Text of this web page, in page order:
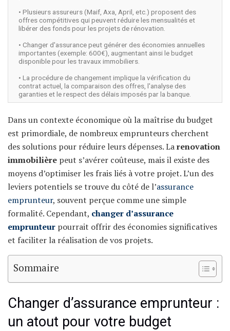
• Plusieurs assureurs (Maif, Axa, April, etc.) proposent des
offres compétitives qui peuvent réduire les mensualités et
libérer des fonds pour les projets de rénovation.
• Changer d'assurance peut générer des économies annuelles
importantes (exemple: 600€), augmentant ainsi le budget
disponible pour les travaux immobiliers.
• La procédure de changement implique la vérification du
contrat actuel, la comparaison des offres, l'analyse des
garanties et le respect des délais imposés par la banque.
Dans un contexte économique où la maîtrise du budget
est primordiale, de nombreux emprunteurs cherchent
des solutions pour réduire leurs dépenses. Larenovation
immobilière peut s’avérer coûteuse, mais il existe des
moyens d’optimiser les frais liés à votre projet. L’un des
leviers potentiels se trouve du côté de l’assurance
emprunteur, souvent perçue comme une simple
formalité. Cependant, changer d’assurance
emprunteur pourrait offrir des économies significatives
et faciliter la réalisation de vos projets.
Sommaire
Changer d’assurance emprunteur :
un atout pour votre budget